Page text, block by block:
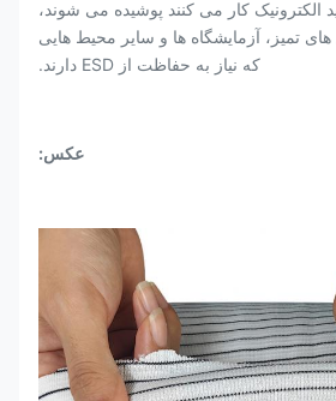
الکترونیک کار می کنند پوشیده می شوند،
تمیز، آزمایشگاه ها و سایر محیط هایی
که نیاز به حفاظت از ESD دارند.
عکس: